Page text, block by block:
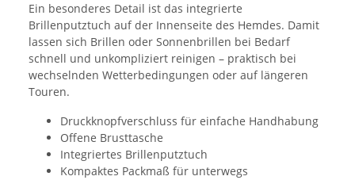
Ein besonderes Detail ist das integrierte
Brillenputztuch auf der Innenseite des Hemdes. Damit
lassen sich Brillen oder Sonnenbrillen bei Bedarf
schnell und unkompliziert reinigen – praktisch bei
wechselnden Wetterbedingungen oder auf längeren
Touren.
Druckknopfverschluss für einfache Handhabung
Offene Brusttasche
Integriertes Brillenputztuch
Kompaktes Packmaß für unterwegs